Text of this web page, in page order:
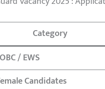
Category
/ EWS
Candidates